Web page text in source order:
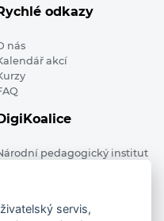
odkazy
nás
akcí
pedagogický institut
servis,